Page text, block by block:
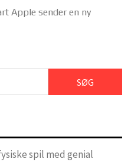
Apple sender en ny
spil med genial